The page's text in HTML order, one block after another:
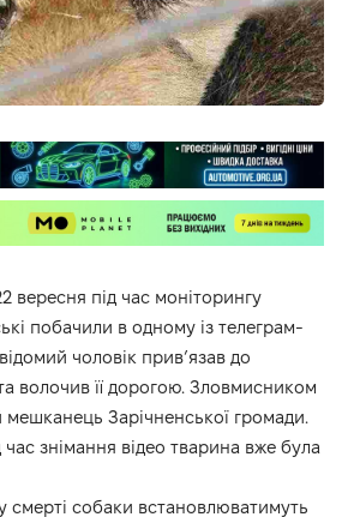
вересня під час моніторингу
побачили в одному із телеграм-
чоловік прив’язав до
волочив її дорогою. Зловмисником
мешканець Зарічненської громади.
знімання відео тварина вже була
смерті собаки встановлюватимуть